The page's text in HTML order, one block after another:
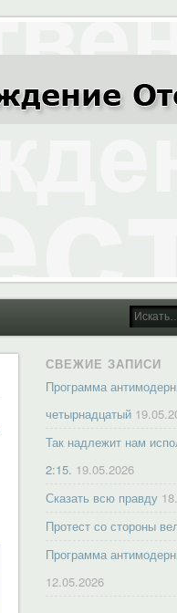
СВЕЖИЕ ЗАПИСИ
Программа
четырнадцатый
Так надлежит нам
2:15. 19.05.2026
Сказать всю правду
Протест со стороны
Программа
12.05.2026